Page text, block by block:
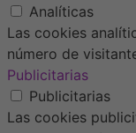
Analíticas
Las cookies
número de
Publicitarias
Publicitarias
Las cookies